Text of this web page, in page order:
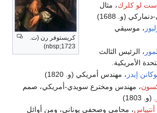
كريستوفر رن (ت.
nbsp;1723)
لو كلرك، مثال
(و. 1688)
، موسيقي
، الرئيس الثالث
الأمريكية.
إيدز ، مهندس أمريكي (و. 1820)
، مهندس ومخترع سويدي-أمريكي، صمم
. (و. 1803)
، محامي وصحفي يوناني، ومن أوائل